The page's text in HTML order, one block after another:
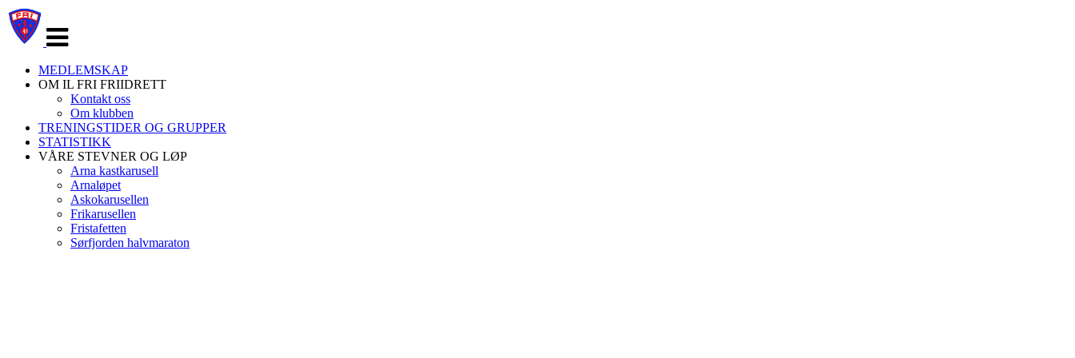
navigasjon
MEDLEMSKAP
OM IL FRI FRIIDRETT
Kontakt oss
Om klubben
TRENINGSTIDER OG GRUPPER
STATISTIKK
VÅRE STEVNER OG LØP
Arna kastkarusell
Arnaløpet
Askokarusellen
Frikarusellen
Fristafetten
Sørfjorden halvmaraton